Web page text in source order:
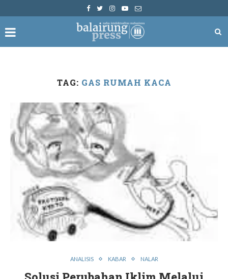
TAG: GAS RUMAH KACA
ANALISIS KABAR NALAR